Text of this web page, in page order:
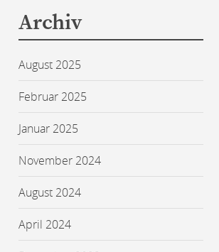
Archiv
August 2025
Februar 2025
Januar 2025
November 2024
August 2024
April 2024